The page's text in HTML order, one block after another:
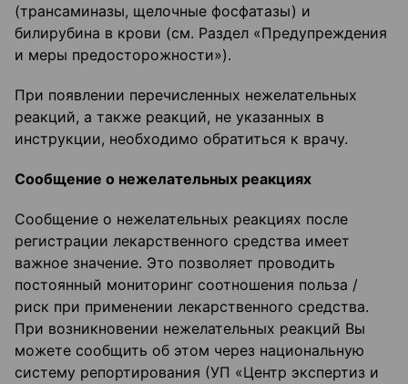
(трансаминазы, щелочные фосфатазы) и
билирубина в крови (см. Раздел «Предупреждения
и меры предосторожности»).
При появлении перечисленных нежелательных
реакций, а также реакций, не указанных в
инструкции, необходимо обратиться к врачу.
Сообщение о нежелательных реакциях
Сообщение о нежелательных реакциях после
регистрации лекарственного средства имеет
важное значение. Это позволяет проводить
постоянный мониторинг соотношения польза /
риск при применении лекарственного средства.
При возникновении нежелательных реакций Вы
можете сообщить об этом через национальную
систему репортирования (УП «Центр экспертиз и